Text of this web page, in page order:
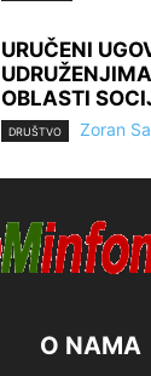
URUČENI
OBLASTI
DRUŠTVO Zoran
O NAMA